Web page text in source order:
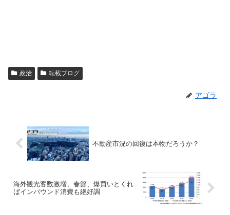
政治 転載ブログ
アゴラ
不動産市況の回復は本物だろうか？
海外観光客数激増、春節、爆買いとくれ
ばインバウンド消費も絶好調